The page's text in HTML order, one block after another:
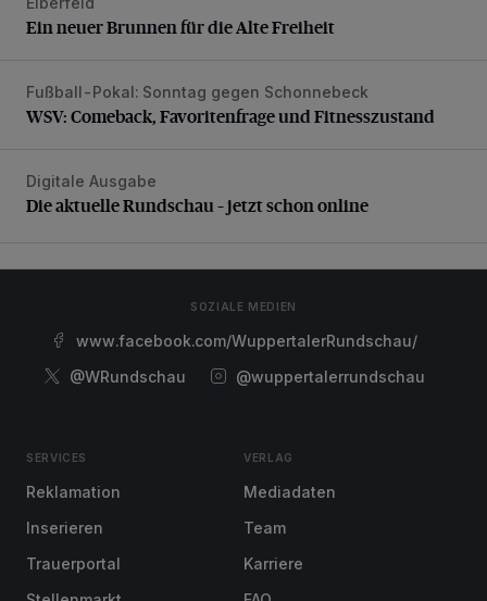
Ein neuer Brunnen für die Alte Freiheit
Ein neuer Brunnen für die Alte Freiheit
WSV: Comeback, Favoritenfrage und Fitnesszustand
Fußball-Pokal: Sonntag gegen Schonnebeck
WSV: Comeback, Favoritenfrage und Fitnesszustand
Die aktuelle Rundschau – jetzt schon online
Digitale Ausgabe
Die aktuelle Rundschau – jetzt schon online
SOZIALE MEDIEN
www.facebook.com/WuppertalerRundschau/
@WRundschau
@wuppertalerrundschau
SERVICES
Reklamation
Inserieren
Trauerportal
VERLAG
Mediadaten
Team
Karriere